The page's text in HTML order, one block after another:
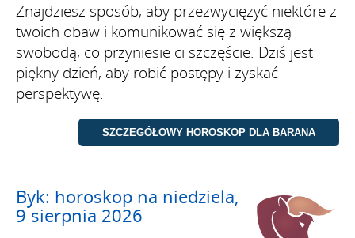
Znajdziesz sposób, aby przezwyciężyć niektóre z
twoich obaw i komunikować się z większą
swobodą, co przyniesie ci szczęście. Dziś jest
piękny dzień, aby robić postępy i zyskać
perspektywę.
Byk: horoskop na niedziela,
9 sierpnia 2026